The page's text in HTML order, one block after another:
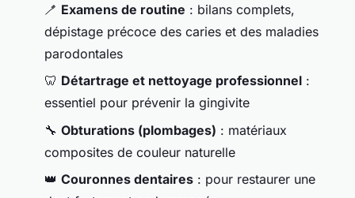
🪥 Examens de routine : bilans complets,
dépistage précoce des caries et des maladies
parodontales
🦷 Détartrage et nettoyage professionnel :
essentiel pour prévenir la gingivite
🔧 Obturations (plombages) : matériaux
composites de couleur naturelle
👑 Couronnes dentaires : pour restaurer une